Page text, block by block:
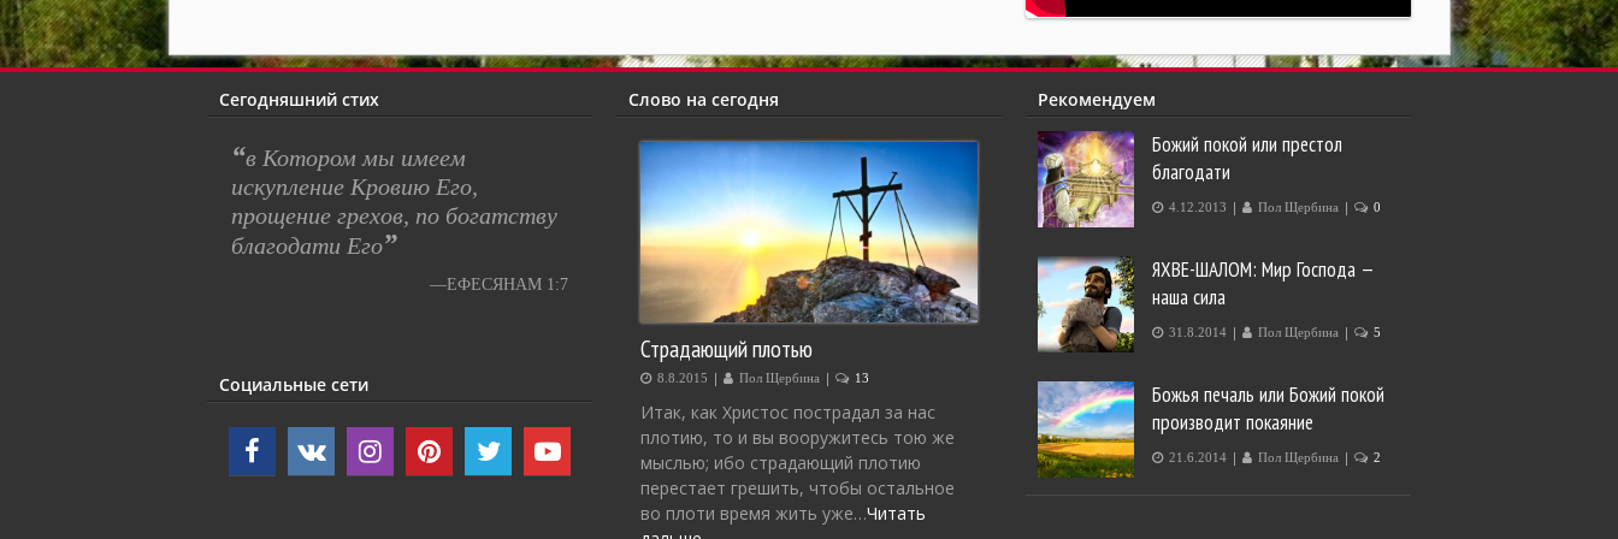
Сегодняшний стих
“в Котором мы имеем
искупление Кровию Его,
прощение грехов, по богатству
благодати Его”
—ЕФЕСЯНАМ 1:7
Социальные сети
Слово на сегодня
Страдающий плотью
8.8.2015 | Пол Щербина | 13
Итак, как Христос пострадал за нас
плотию, то и вы вооружитесь тою же
мыслью; ибо страдающий плотию
перестает грешить, чтобы остальное
во плоти время жить уже…Читать
Рекомендуем
Божий покой или престол
благодати
4.12.2013 | Пол Щербина | 0
ЯХВЕ-ШАЛОМ: Мир Господа —
наша сила
31.8.2014 | Пол Щербина | 5
Божья печаль или Божий покой
производит покаяние
21.6.2014 | Пол Щербина | 2